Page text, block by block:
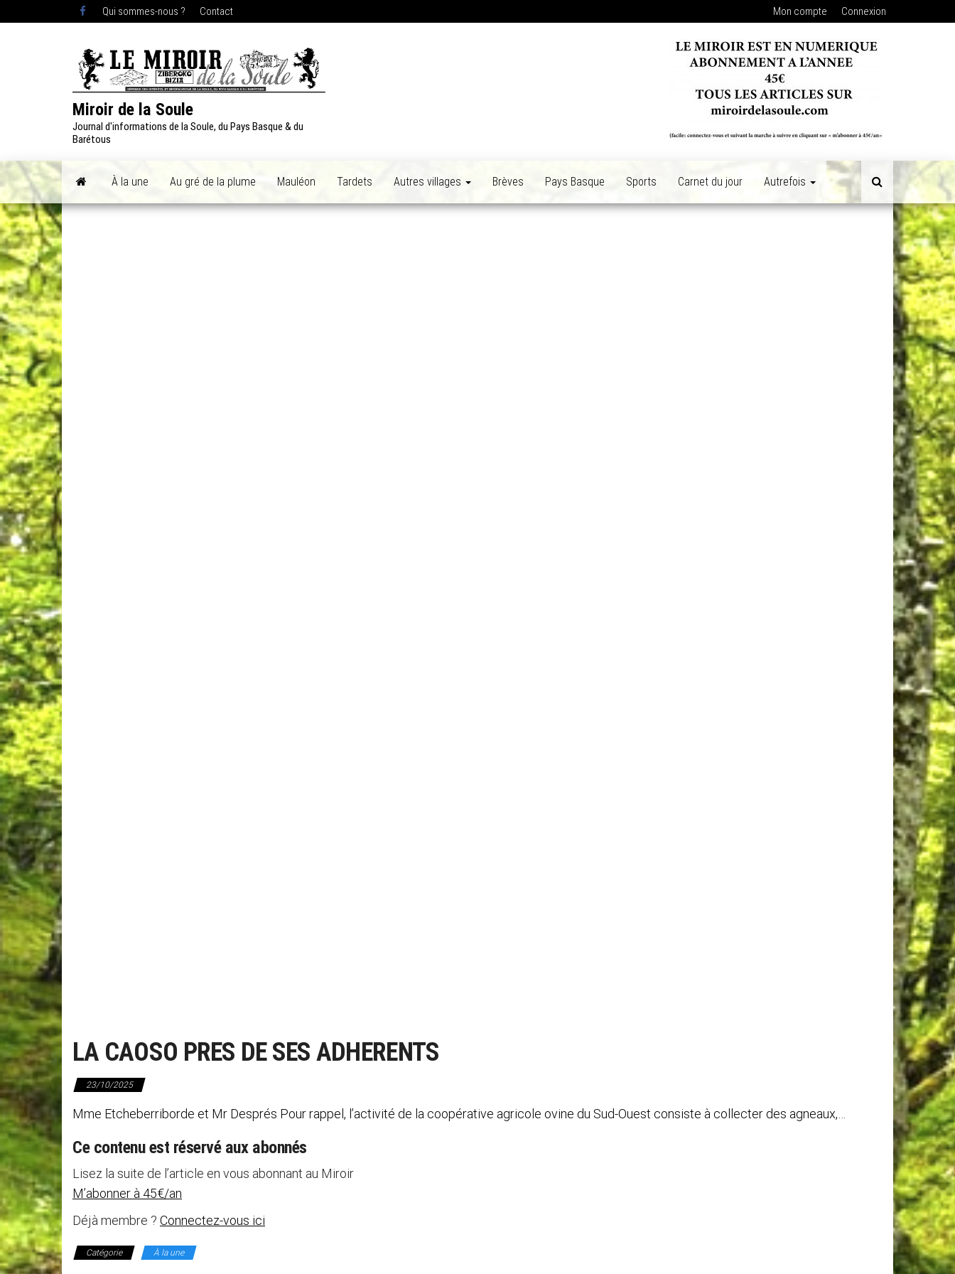
Qui sommes-nous ? Contact Mon compte Connexion
Miroir de la Soule
Journal d'informations de la Soule, du Pays Basque & du
Barétous
À la une Au gré de la plume Mauléon Tardets Autres villages Brèves Pays Basque Sports Carnet du jour Autrefois
LA CAOSO PRES DE SES ADHERENTS
23/10/2025
Mme Etcheberriborde et Mr Després Pour rappel, l’activité de la coopérative agricole ovine du Sud-Ouest consiste à collecter des agneaux,…
Ce contenu est réservé aux abonnés
Lisez la suite de l’article en vous abonnant au Miroir
M’abonner à 45€/an
Déjà membre ? Connectez-vous ici
Catégorie À la une